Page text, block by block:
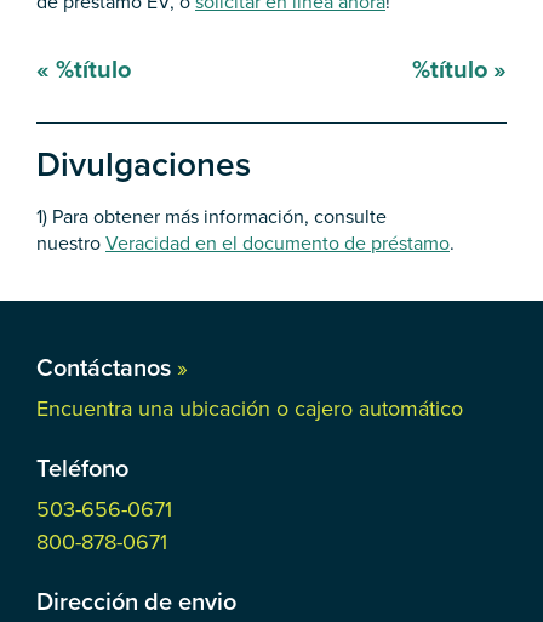
Mensaje
navegación
« %título %título »
Divulgaciones
1) Para obtener más información, consulte
nuestroVeracidad en el documento de préstamo.
Contáctanos »
Encuentra una ubicación o cajero automático
Teléfono
503-656-0671
800-878-0671
Dirección de envio